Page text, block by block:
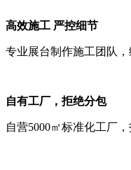
高效施工 严控细节
专业展台制作施工团队
自有工厂，拒绝分包
自营5000㎡标准化工厂